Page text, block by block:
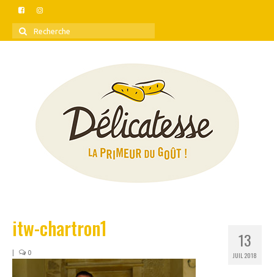
Rechercher
:
13
JUIL 2018
itw-chartron1
0